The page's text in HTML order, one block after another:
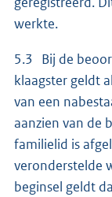
werkte.
5.3 Bij de
klaagster geldt
van een
aanzien van de
familielid is
veronderstelde
beginsel geldt